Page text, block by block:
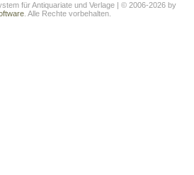
für Antiquariate und Verlage | © 2006-2026 by
. Alle Rechte vorbehalten.